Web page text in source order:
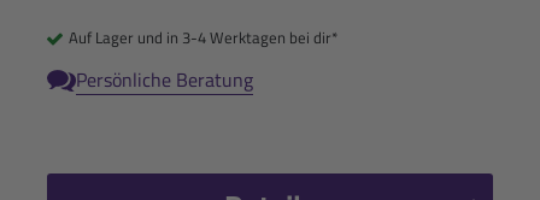
Auf Lager und in 3-4 Werktagen bei dir*
Persönliche Beratung